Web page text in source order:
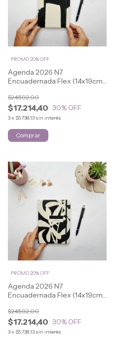
Agenda 2026 N7
Encuadernada Flex (14x19cm)
$17.214,40
$24.592,00
30% OFF
3x $5.738,13 sin interés
PROMO 20% OFF
Comprar
Agenda 2026 N7
Encuadernada Flex (14x19cm)
$17.214,40
$24.592,00
30% OFF
3x $5.738,13 sin interés
PROMO 20% OFF